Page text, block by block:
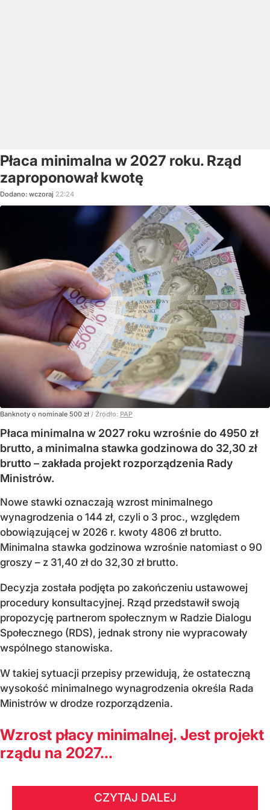
Płaca minimalna w 2027 roku. Rząd
zaproponował kwotę
Dodano: wczoraj 22:24
Banknoty o nominale 500 zł / Źródło: PAP
Płaca minimalna w 2027 roku wzrośnie do 4950 zł
brutto, a minimalna stawka godzinowa do 32,30 zł
brutto – zakłada projekt rozporządzenia Rady
Ministrów.
Nowe stawki oznaczają wzrost minimalnego
wynagrodzenia o 144 zł, czyli o 3 proc., względem
obowiązującej w 2026 r. kwoty 4806 zł brutto.
Minimalna stawka godzinowa wzrośnie natomiast o 90
groszy – z 31,40 zł do 32,30 zł brutto.
Decyzja została podjęta po zakończeniu ustawowej
procedury konsultacyjnej. Rząd przedstawił swoją
propozycję partnerom społecznym w Radzie Dialogu
Społecznego (RDS), jednak strony nie wypracowały
wspólnego stanowiska.
W takiej sytuacji przepisy przewidują, że ostateczną
wysokość minimalnego wynagrodzenia określa Rada
Ministrów w drodze rozporządzenia.
Wzrost płacy minimalnej. Jest projekt
rządu na 2027...
CZYTAJ DALEJ